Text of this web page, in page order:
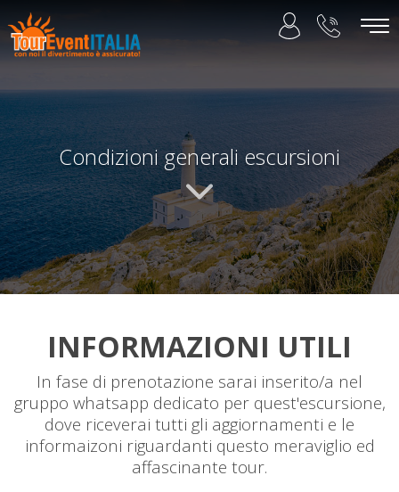
Condizioni generali escursioni
INFORMAZIONI UTILI
In fase di prenotazione sarai inserito/a nel
gruppo whatsapp dedicato per quest'escursione,
dove riceverai tutti gli aggiornamenti e le
informaizoni riguardanti questo meraviglio ed
affascinante tour.